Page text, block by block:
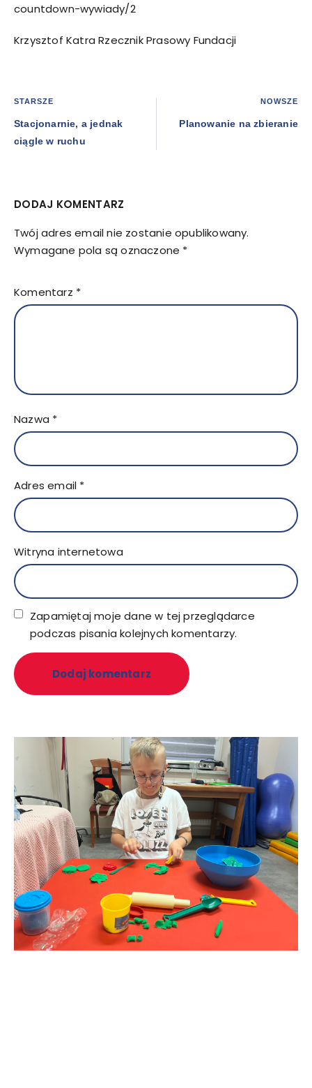
countdown-wywiady/2
Krzysztof Katra Rzecznik Prasowy Fundacji
STARSZE
Stacjonarnie, a jednak
ciągle w ruchu
NOWSZE
Planowanie na zbieranie
DODAJ KOMENTARZ
Twój adres email nie zostanie opublikowany.
Wymagane pola są oznaczone *
Komentarz *
Nazwa *
Adres email *
Witryna internetowa
Zapamiętaj moje dane w tej przeglądarce
podczas pisania kolejnych komentarzy.